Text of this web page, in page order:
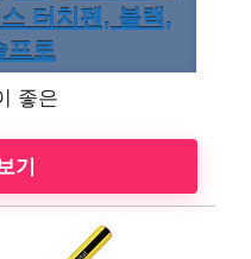
터치펜, 블랙,
프로
좋은
기